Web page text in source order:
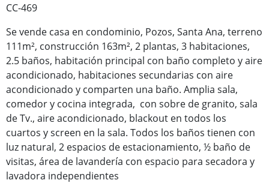
CC-469
Se vende casa en condominio, Pozos, Santa Ana, terreno
111m², construcción 163m², 2 plantas, 3 habitaciones,
2.5 baños, habitación principal con baño completo y aire
acondicionado, habitaciones secundarias con aire
acondicionado y comparten una baño. Amplia sala,
comedor y cocina integrada, con sobre de granito, sala
de Tv., aire acondicionado, blackout en todos los
cuartos y screen en la sala. Todos los baños tienen con
luz natural, 2 espacios de estacionamiento, ½ baño de
visitas, área de lavandería con espacio para secadora y
lavadora independientes